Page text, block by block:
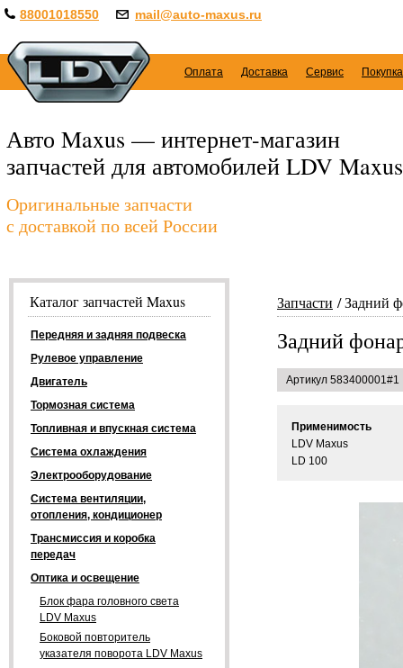
88001018550 mail@auto-maxus.ru
Оплата Доставка Сервис
Авто Maxus — интернет-магазин
запчастей для автомобилей LDV Maxus
Оригинальные запчасти
с доставкой по всей России
Запчасти Задний
Задний
Артикул 583400001#1
Применимость
LDV Maxus
LD 100
Каталог запчастей Maxus
Передняя и задняя подвеска
Рулевое управление
Двигатель
Тормозная система
Топливная и впускная система
Система охлаждения
Электрооборудование
Система вентиляции,
отопления, кондиционер
Трансмиссия и коробка
передач
Оптика и освещение
Блок фара головного света
LDV Maxus
Боковой повторитель
указателя поворота LDV Maxus